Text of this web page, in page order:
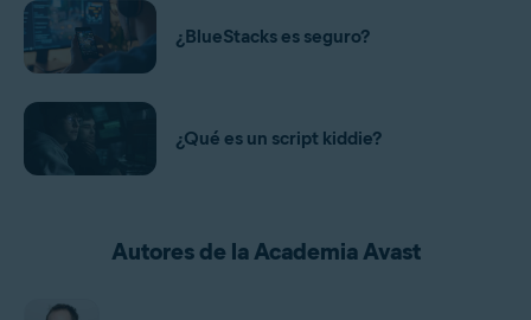
¿BlueStacks es seguro?
¿Qué es un script kiddie?
Autores de la Academia Avast